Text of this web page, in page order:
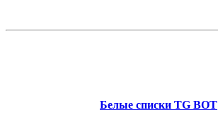
Белые списки TG BOT